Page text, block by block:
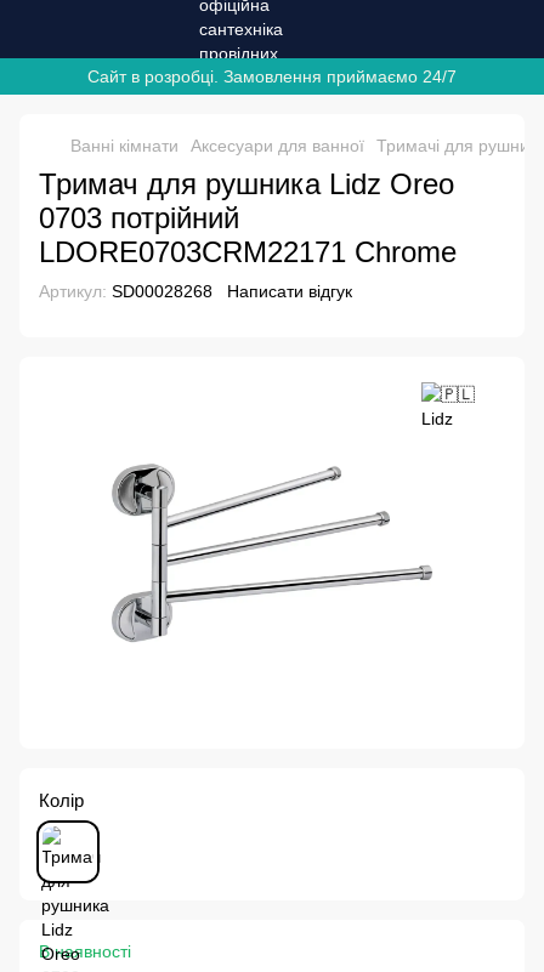
Сайт в розробці. Замовлення приймаємо 24/7
Ванні кімнати Аксесуари для ванної Тримачі для
Тримач для рушника Lidz Oreo
0703 потрійний
LDORE0703CRM22171 Chrome
Артикул: SD00028268 Написати відгук
Колір
В наявності